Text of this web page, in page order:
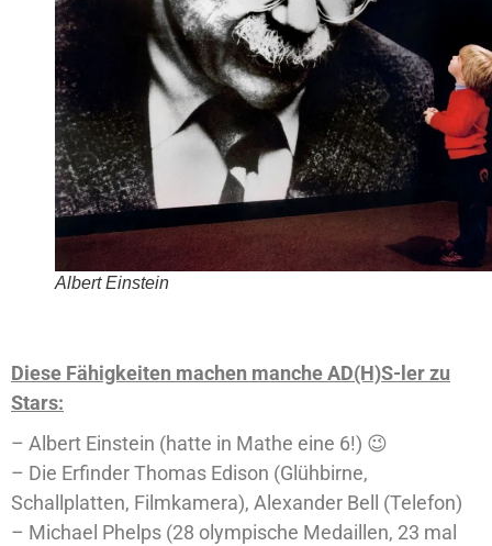
Albert Einstein
Diese Fähigkeiten machen manche AD(H)S-ler zu
Stars:
– Albert Einstein (hatte in Mathe eine 6!) 😉
– Die Erfinder Thomas Edison (Glühbirne,
Schallplatten, Filmkamera), Alexander Bell (Telefon)
– Michael Phelps (28 olympische Medaillen, 23 mal